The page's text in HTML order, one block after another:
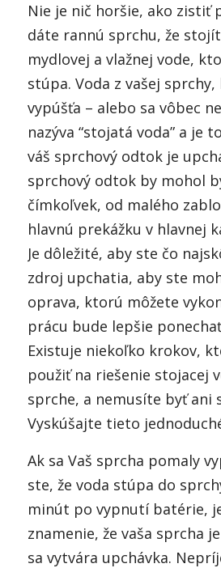
Nie je nič horšie, ako zistiť
dáte rannú sprchu, že
mydlovej a vlažnej vode,
stúpa. Voda z vašej
vypúšťa – alebo sa vôbec
nazýva “stojatá voda” a je
váš sprchový odtok je
sprchový odtok by mohol
čímkoľvek, od malého
hlavnú prekážku v hlavnej
Je dôležité, aby ste čo
zdroj upchatia, aby ste
oprava, ktorú môžete
prácu bude lepšie
Existuje niekoľko krokov,
použiť na riešenie stojacej
sprche, a nemusíte byť ani
Vyskúšajte tieto
Ak sa Vaš sprcha pomaly
ste, že voda stúpa do
minút po vypnutí batérie,
znamenie, že vaša sprcha
sa vytvára upchávka.